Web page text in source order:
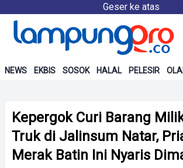
Geser ke atas
NEWS EKBIS SOSOK HALAL PELESIR
Kepergok Curi Barang
Truk di Jalinsum Natar,
Merak Batin Ini Nyaris